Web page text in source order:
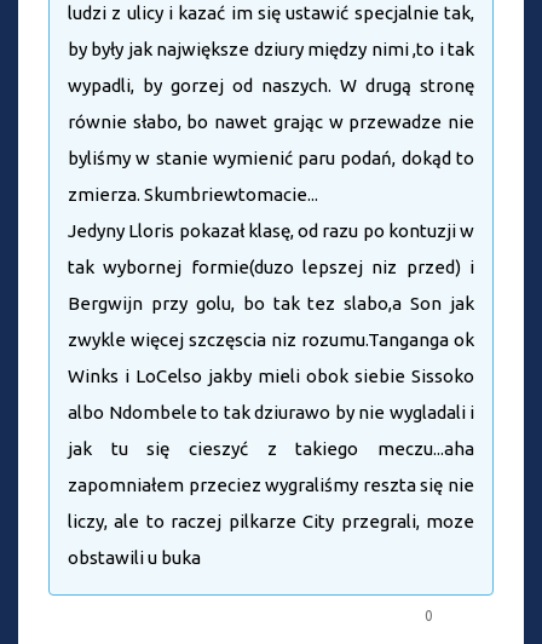
ludzi z ulicy i kazać im się ustawić specjalnie tak,
by były jak największe dziury między nimi ,to i tak
wypadli, by gorzej od naszych. W drugą stronę
równie słabo, bo nawet grając w przewadze nie
byliśmy w stanie wymienić paru podań, dokąd to
zmierza. Skumbriewtomacie...
Jedyny Lloris pokazał klasę, od razu po kontuzji w
tak wybornej formie(duzo lepszej niz przed) i
Bergwijn przy golu, bo tak tez slabo,a Son jak
zwykle więcej szczęscia niz rozumu.Tanganga ok
Winks i LoCelso jakby mieli obok siebie Sissoko
albo Ndombele to tak dziurawo by nie wygladali i
jak tu się cieszyć z takiego meczu...aha
zapomniałem przeciez wygraliśmy reszta się nie
liczy, ale to raczej pilkarze City przegrali, moze
obstawili u buka
0